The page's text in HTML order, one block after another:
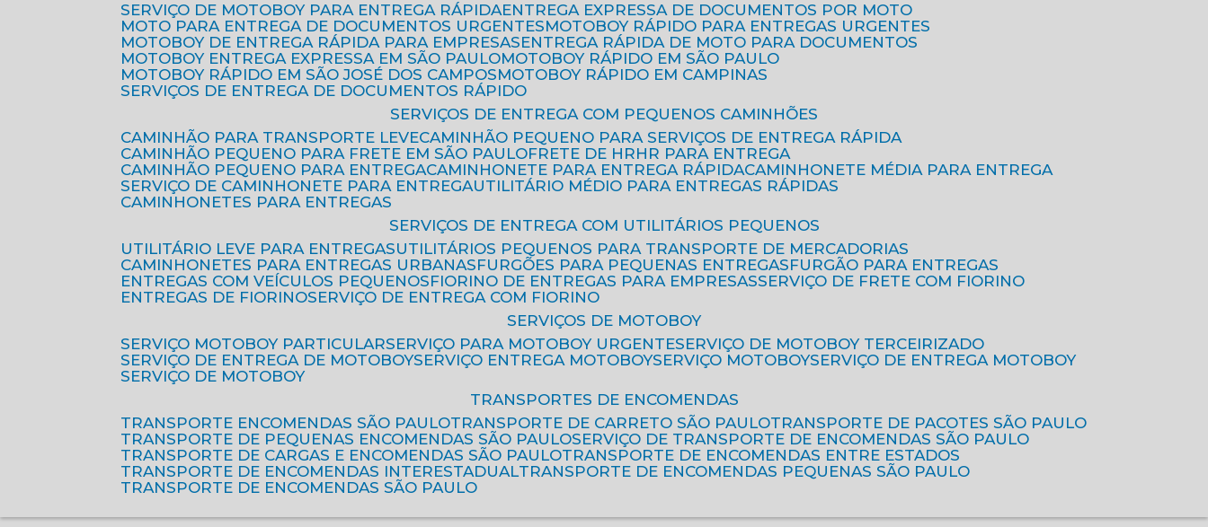
SERVIÇO DE MOTOBOY PARA ENTREGA RÁPIDA
ENTREGA EXPRESSA DE DOCUMENTOS POR MOTO
MOTO PARA ENTREGA DE DOCUMENTOS URGENTES
MOTOBOY RÁPIDO PARA ENTREGAS URGENTES
MOTOBOY DE ENTREGA RÁPIDA PARA EMPRESAS
ENTREGA RÁPIDA DE MOTO PARA DOCUMENTOS
MOTOBOY ENTREGA EXPRESSA EM SÃO PAULO
MOTOBOY RÁPIDO EM SÃO PAULO
MOTOBOY RÁPIDO EM SÃO JOSÉ DOS CAMPOS
MOTOBOY RÁPIDO EM CAMPINAS
SERVIÇOS DE ENTREGA DE DOCUMENTOS RÁPIDO
SERVIÇOS DE ENTREGA COM PEQUENOS CAMINHÕES
CAMINHÃO PARA TRANSPORTE LEVE
CAMINHÃO PEQUENO PARA SERVIÇOS DE ENTREGA RÁPIDA
CAMINHÃO PEQUENO PARA FRETE EM SÃO PAULO
FRETE DE HR
HR PARA ENTREGA
CAMINHÃO PEQUENO PARA ENTREGA CAMINHONETE PARA ENTREGA RÁPIDA CAMINHONETE MÉDIA PARA ENTREGA
SERVIÇO DE CAMINHONETE PARA ENTREGA
UTILITÁRIO MÉDIO PARA ENTREGAS RÁPIDAS
CAMINHONETES PARA ENTREGAS
SERVIÇOS DE ENTREGA COM UTILITÁRIOS PEQUENOS
UTILITÁRIO LEVE PARA ENTREGAS
UTILITÁRIOS PEQUENOS PARA TRANSPORTE DE MERCADORIAS
CAMINHONETES PARA ENTREGAS URBANAS
FURGÕES PARA PEQUENAS ENTREGAS
FURGÃO PARA ENTREGAS
ENTREGAS COM VEÍCULOS PEQUENOS
FIORINO DE ENTREGAS PARA EMPRESAS
SERVIÇO DE FRETE COM FIORINO
ENTREGAS DE FIORINO
SERVIÇO DE ENTREGA COM FIORINO
SERVIÇOS DE MOTOBOY
SERVIÇO MOTOBOY PARTICULAR
SERVIÇO PARA MOTOBOY URGENTE
SERVIÇO DE MOTOBOY TERCEIRIZADO
SERVIÇO DE ENTREGA DE MOTOBOY
SERVIÇO ENTREGA MOTOBOY SERVIÇO MOTOBOY
SERVIÇO DE ENTREGA MOTOBOY
SERVIÇO DE MOTOBOY
TRANSPORTES DE ENCOMENDAS
TRANSPORTE ENCOMENDAS SÃO PAULO
TRANSPORTE DE CARRETO SÃO PAULO
TRANSPORTE DE PACOTES SÃO PAULO
TRANSPORTE DE PEQUENAS ENCOMENDAS SÃO PAULO
SERVIÇO DE TRANSPORTE DE ENCOMENDAS SÃO PAULO
TRANSPORTE DE CARGAS E ENCOMENDAS SÃO PAULO
TRANSPORTE DE ENCOMENDAS ENTRE ESTADOS
TRANSPORTE DE ENCOMENDAS INTERESTADUAL
TRANSPORTE DE ENCOMENDAS PEQUENAS SÃO PAULO
TRANSPORTE DE ENCOMENDAS SÃO PAULO